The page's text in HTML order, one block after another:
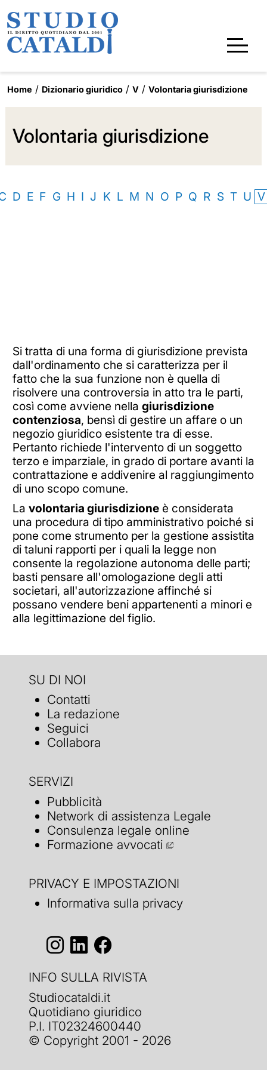
Home Dizionario giuridico V Volontaria giurisdizione
Volontaria giurisdizione
D E F G H I J K L M N O P Q R S T U V
Si tratta di una forma di giurisdizione prevista
dall'ordinamento che si caratterizza per il
fatto che la sua funzione non è quella di
risolvere una controversia in atto tra le parti,
così come avviene nella giurisdizione
contenziosa, bensì di gestire un affare o un
negozio giuridico esistente tra di esse.
Pertanto richiede l'intervento di un soggetto
terzo e imparziale, in grado di portare avanti la
contrattazione e addivenire al raggiungimento
di uno scopo comune.
La volontaria giurisdizioneè considerata
una procedura di tipo amministrativo poiché si
pone come strumento per la gestione assistita
di taluni rapporti per i quali la legge non
consente la regolazione autonoma delle parti;
basti pensare all'omologazione degli atti
societari, all'autorizzazione affinché si
possano vendere beni appartenenti a minori e
alla legittimazione del figlio.
SU DI NOI
Contatti
La redazione
Seguici
Collabora
SERVIZI
Pubblicità
Network di assistenza Legale
Consulenza legale online
Formazione avvocati
PRIVACY E IMPOSTAZIONI
Informativa sulla privacy
INFO SULLA RIVISTA
Studiocataldi.it
Quotidiano giuridico
P.I. IT02324600440
© Copyright 2001 - 2026